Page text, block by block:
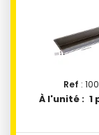
Ref :
À l'unité : 1